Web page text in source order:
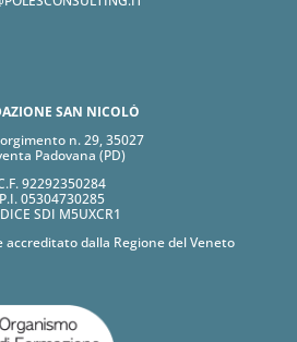
SAN NICOLÒ
n. 29, 35027
Padovana (PD)
92292350284
P.I. 05304730285
SDI M5UXCR1
accreditato dalla Regione del Veneto